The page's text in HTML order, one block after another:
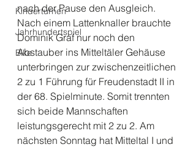
Kinderturnen
Jahrhundertspiel
Bike
nach der Pause den Ausgleich.
Nach einem Lattenknaller brauchte
Dominik Graf nur noch den
Abstauber ins Mitteltäler Gehäuse
unterbringen zur zwischenzeitlichen
2 zu 1 Führung für Freudenstadt II in
der 68. Spielminute. Somit trennten
sich beide Mannschaften
leistungsgerecht mit 2 zu 2. Am
nächsten Sonntag hat Mitteltal I und